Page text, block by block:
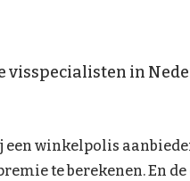
in
winkelpolis
te berekenen.